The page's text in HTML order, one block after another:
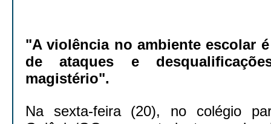
"A violência no ambiente escolar
de ataques e
magistério".
Na sexta-feira (20), no colégio